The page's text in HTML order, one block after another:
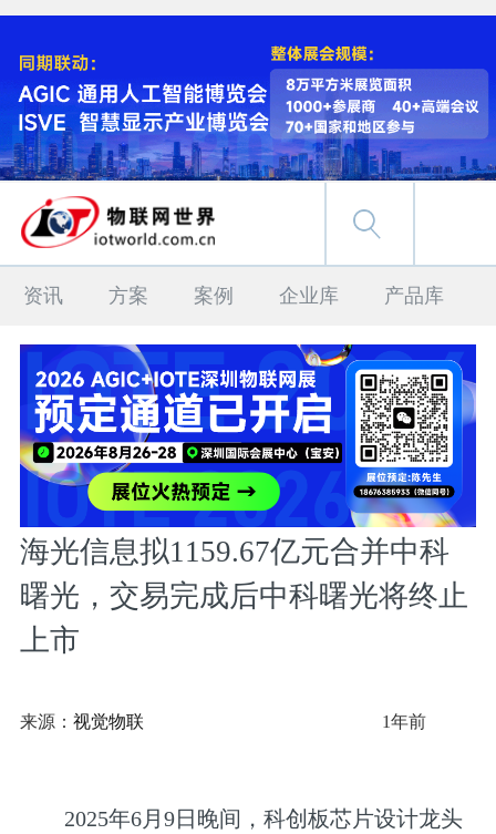
资讯 方案 案例 企业库 产品库
海光信息拟1159.67亿元合并中科
曙光，交易完成后中科曙光将终止
上市
来源： 视觉物联 1年前
2025年6月9日晚间，科创板芯片设计龙头